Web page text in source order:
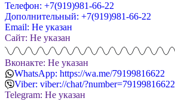
Телефон: +7(919)981-66-22
Дополнительный: +7(919)981-66-22
Email: Не указан
Сайт: Не указан
Вконакте: Не указан
WhatsApp: https://wa.me/79199816622
Viber: viber://chat/?number=79199816622
Telegram: Не указан